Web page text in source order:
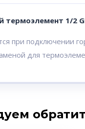
термоэлемент 1/2
при подключении
для